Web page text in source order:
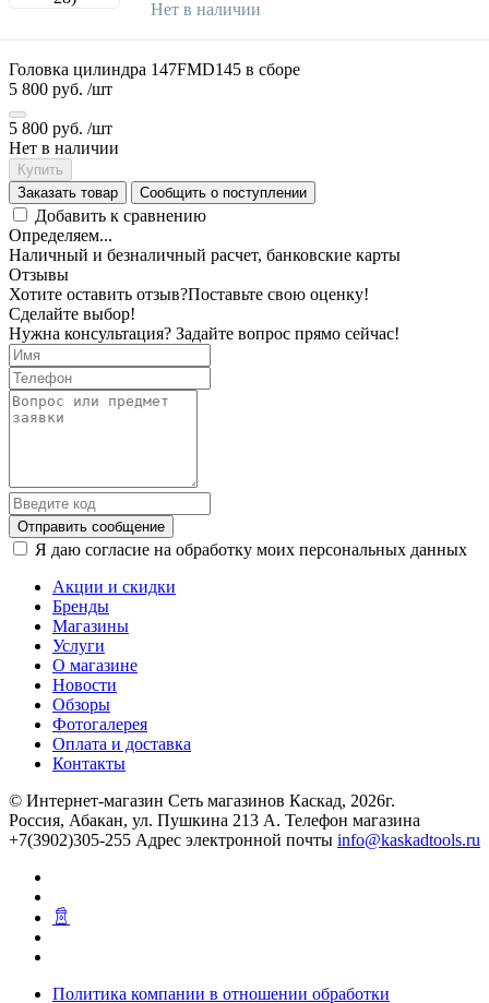
Нет в наличии
Головка цилиндра 147FMD145 в сборе
5 800 руб. /шт
5 800 руб. /шт
Нет в наличии
Купить
Заказать товар
Сообщить о поступлении
Добавить к сравнению
Определяем...
Наличный и безналичный расчет, банковские карты
Отзывы
Хотите оставить отзыв?Поставьте свою оценку!
Сделайте выбор!
Нужна консультация? Задайте вопрос прямо сейчас!
Отправить сообщение
Я даю согласие на обработку моих персональных данных
Акции и скидки
Бренды
Магазины
Услуги
О магазине
Новости
Обзоры
Фотогалерея
Оплата и доставка
Контакты
© Интернет-магазин Сеть магазинов Каскад, 2026г.
Россия, Абакан, ул. Пушкина 213 А. Телефон магазина
+7(3902)305-255 Адрес электронной почты info@kaskadtools.ru
Политика компании в отношении обработки